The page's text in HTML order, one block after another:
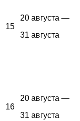
15
20 августа —
31 августа
16
20 августа —
31 августа